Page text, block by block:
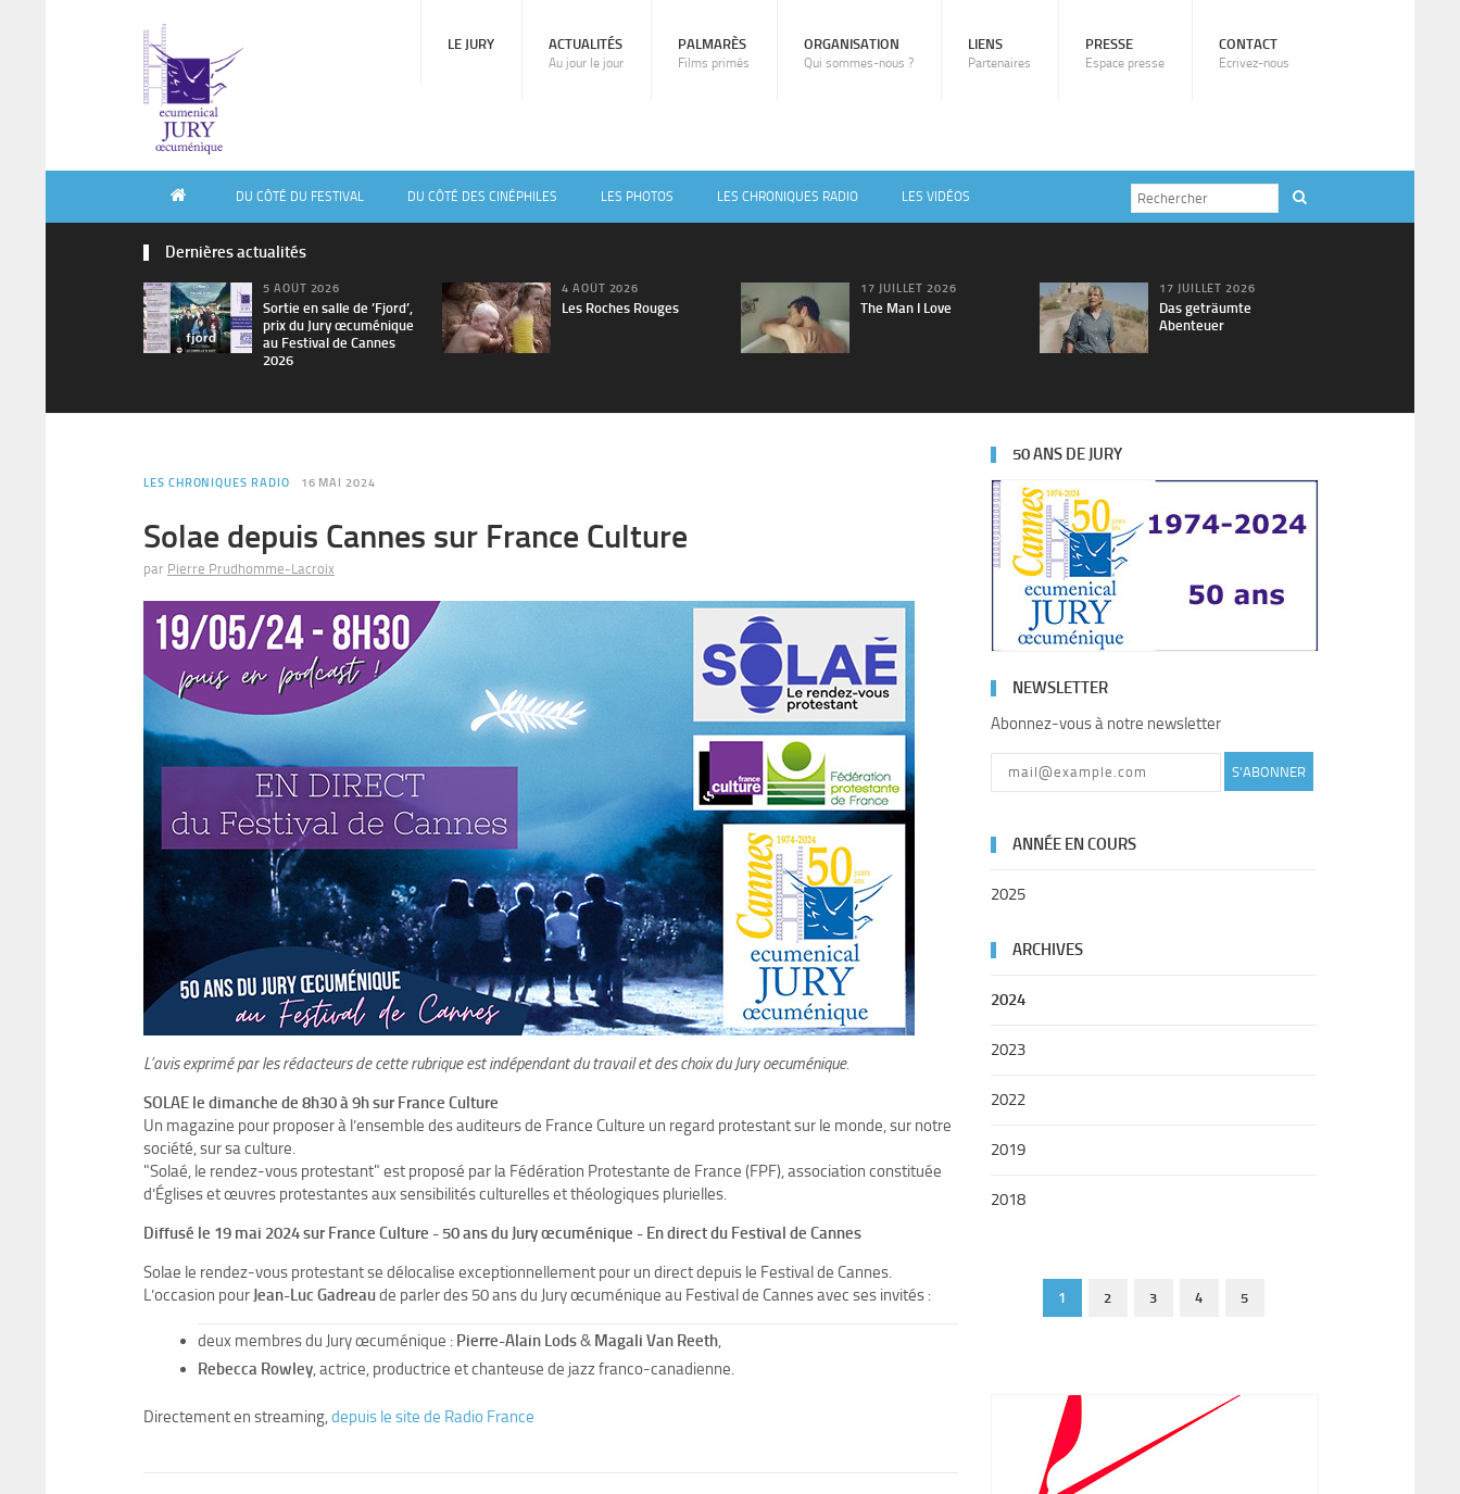
LE JURY ACTUALITÉS
Au jour le jour
PALMARÈS
Films primés
ORGANISATION
Qui sommes-nous ?
LIENS
Partenaires
PRESSE
Espace presse
CONTACT
Ecrivez-nous
DU CÔTÉ DU FESTIVAL DU CÔTÉ DES CINÉPHILES LES PHOTOS LES CHRONIQUES RADIO LES VIDÉOS
Dernières actualités
5 AOÛT 2026
Sortie en salle de ’Fjord’,
prix du Jury œcuménique
au Festival de Cannes
2026
4 AOÛT 2026
Les Roches Rouges
17 JUILLET 2026
The Man I Love
17 JUILLET 2026
Das geträumte
Abenteuer
LES CHRONIQUES RADIO 16 MAI 2024
Solae depuis Cannes sur France Culture
par Pierre Prudhomme-Lacroix
L’avis exprimé par les rédacteurs de cette rubrique est indépendant du travail et des choix du Jury oecuménique.
SOLAE le dimanche de 8h30 à 9h sur France Culture
Un magazine pour proposer à l’ensemble des auditeurs de France Culture un regard protestant sur le monde, sur notre
société, sur sa culture.
"Solaé, le rendez-vous protestant" est proposé par la Fédération Protestante de France (FPF), association constituée
d’Églises et œuvres protestantes aux sensibilités culturelles et théologiques plurielles.
Diffusé le 19 mai 2024 sur France Culture - 50 ans du Jury œcuménique - En direct du Festival de Cannes
Solae le rendez-vous protestant se délocalise exceptionnellement pour un direct depuis le Festival de Cannes.
L’occasion pour Jean-Luc Gadreaude parler des 50 ans du Jury œcuménique au Festival de Cannes avec ses invités :
deux membres du Jury œcuménique : Pierre-Alain Lods& Magali Van Reeth,
Rebecca Rowley, actrice, productrice et chanteuse de jazz franco-canadienne.
Directement en streaming, depuis le site de Radio France
50 ANS DE JURY
NEWSLETTER
Abonnez-vous à notre newsletter
S'ABONNER
ANNÉE EN COURS
2025
ARCHIVES
2024
2023
2022
2019
2018
1 2 3 4 5